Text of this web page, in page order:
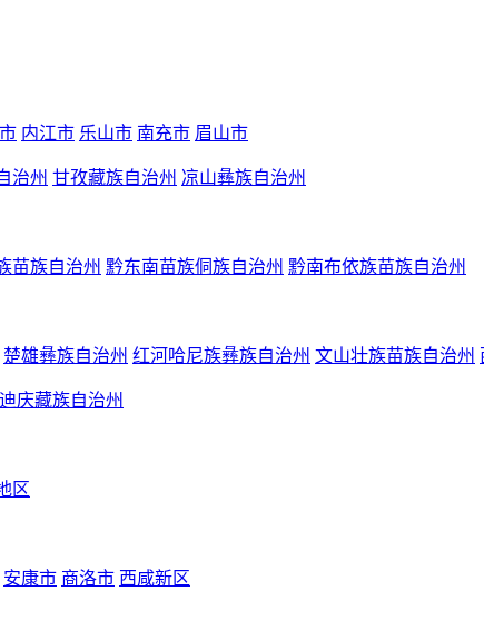
内江市 乐山市 南充市 眉山市
治州 甘孜藏族自治州 凉山彝族自治州
苗族自治州 黔东南苗族侗族自治州 黔南布依族苗族自治州
楚雄彝族自治州 红河哈尼族彝族自治州 文山壮族苗族自治州
迪庆藏族自治州
区
安康市 商洛市 西咸新区